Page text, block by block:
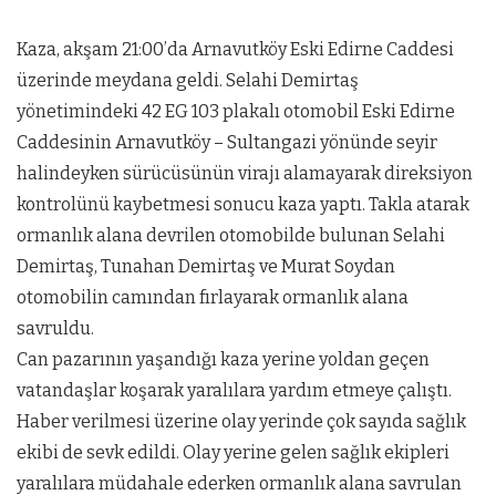
Kaza, akşam 21:00’da Arnavutköy Eski Edirne Caddesi
üzerinde meydana geldi. Selahi Demirtaş
yönetimindeki 42 EG 103 plakalı otomobil Eski Edirne
Caddesinin Arnavutköy – Sultangazi yönünde seyir
halindeyken sürücüsünün virajı alamayarak direksiyon
kontrolünü kaybetmesi sonucu kaza yaptı. Takla atarak
ormanlık alana devrilen otomobilde bulunan Selahi
Demirtaş, Tunahan Demirtaş ve Murat Soydan
otomobilin camından fırlayarak ormanlık alana
savruldu.
Can pazarının yaşandığı kaza yerine yoldan geçen
vatandaşlar koşarak yaralılara yardım etmeye çalıştı.
Haber verilmesi üzerine olay yerinde çok sayıda sağlık
ekibi de sevk edildi. Olay yerine gelen sağlık ekipleri
yaralılara müdahale ederken ormanlık alana savrulan